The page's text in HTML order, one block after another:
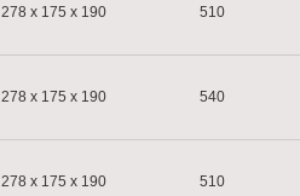
278 x 175 x 190 510
278 x 175 x 190 540
278 x 175 x 190 510